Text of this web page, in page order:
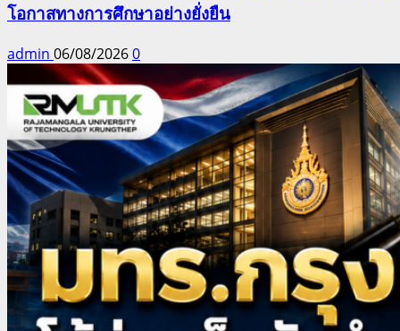
โอกาสทางการศึกษาอย่างยั่งยืน
admin 06/08/20260